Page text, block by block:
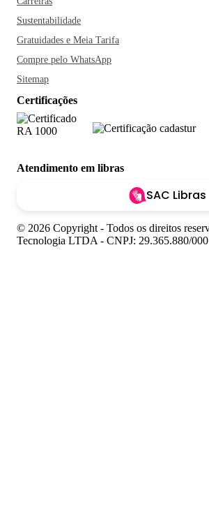
Sustentabilidade
Gratuidades e Meia Tarifa
Compre pelo WhatsApp
Sitemap
Certificações
Atendimento em libras
SAC Libras
© 2026 Copyright - Todos os direitos
Tecnologia LTDA - CNPJ: 29.365.880/